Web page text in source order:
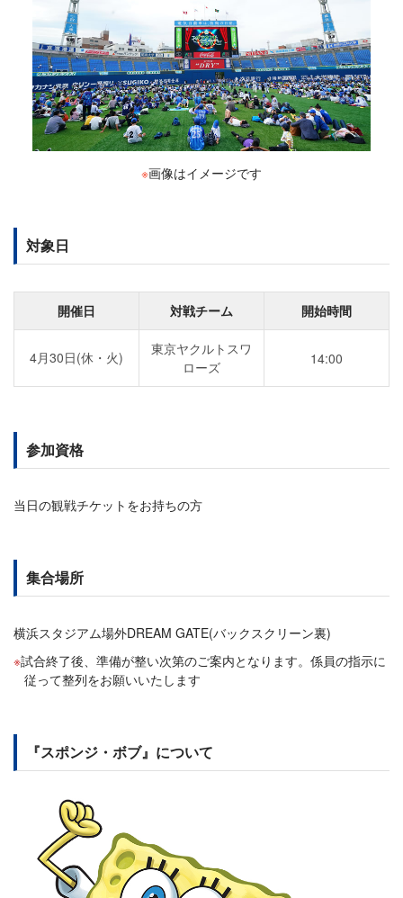
※画像はイメージです
対象日
開催日 対戦チーム 開始時間
4月30日(休・火)
東京ヤクルトスワ
ローズ
14:00
参加資格
当日の観戦チケットをお持ちの方
集合場所
横浜スタジアム場外DREAM GATE(バックスクリーン裏)
試合終了後、準備が整い次第のご案内となります。係員の指示に
従って整列をお願いいたします
『スポンジ・ボブ』について